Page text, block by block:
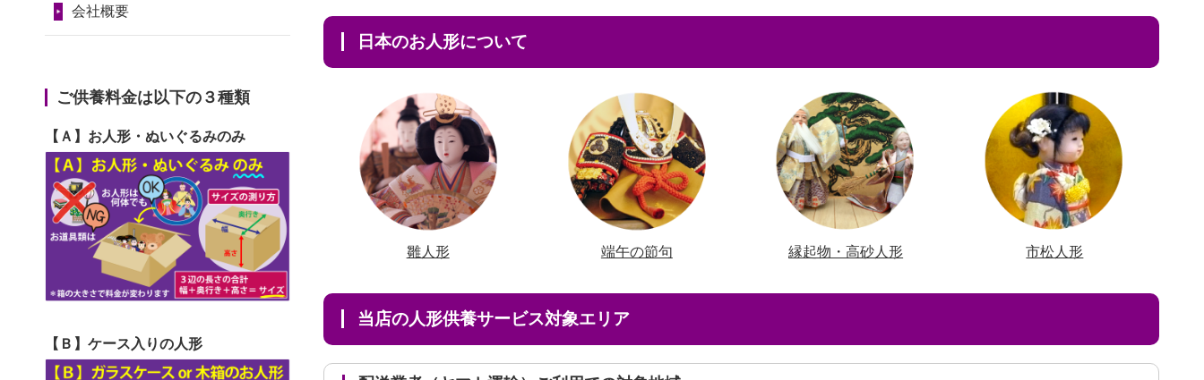
日本のお人形について
雛人形 端午の節句 縁起物・高砂人形 市松人形
当店の人形供養サービス対象エリア
2026/06/29
一緒にお雛様を出しました。
お...
2026/06/28きちんと供養して
いただけると思ったので、お
ぐるみを供養いただいたこと
が...
人形はどうなるのでしょう
か？
しても良いですか？
第73回人形供養祭
第72回人形供養祭
令和6年9月9日(月)
第71回人形供養祭
令和6年8月1日(木)
第70回人形供養祭
第69回人形供養祭
会社概要
ご供養料金は以下の３種類
【Ａ】お人形・ぬいぐるみのみ
【Ｂ】ケース入りの人形